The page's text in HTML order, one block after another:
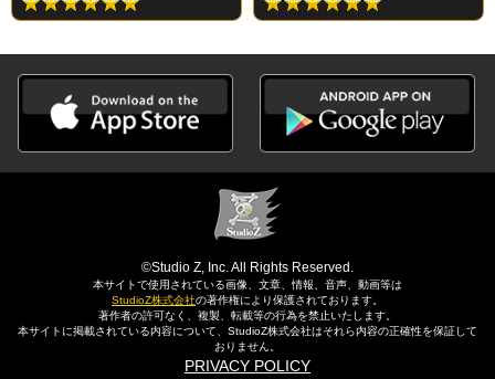
©Studio Z, Inc. All Rights Reserved.
本サイトで使用されている画像、文章、情報、音声、動画等は
StudioZ株式会社の著作権により保護されております。
著作者の許可なく、複製、転載等の行為を禁止いたします。
本サイトに掲載されている内容について、StudioZ株式会社はそれら内容の正確性を保証して
おりません。
PRIVACY POLICY